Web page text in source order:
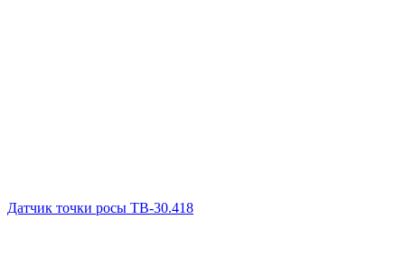
Датчик точки росы ТВ-30.418